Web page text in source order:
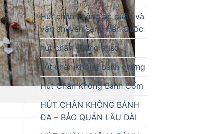
Hút chân không áo quần và
vận chuyển sàng Hàn Quốc
hút chân không atiso
hút chân không bánh chưng
Hút Chân Không Bánh Cốm
HÚT CHÂN KHÔNG BÁNH
ĐA – BẢO QUẢN LÂU DÀI